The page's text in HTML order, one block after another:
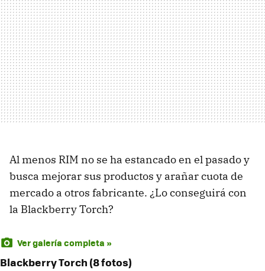
Al menos RIM no se ha estancado en el pasado y
busca mejorar sus productos y arañar cuota de
mercado a otros fabricante. ¿Lo conseguirá con
la Blackberry Torch?
Ver galería completa »
Blackberry Torch (8 fotos)